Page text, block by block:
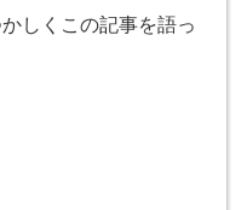
しくこの記事を語っ